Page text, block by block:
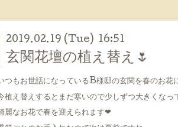
2019.02.19 (Tue) 16:51
玄関花壇の植え替え🌷
つもお世話になっているB様邸の玄関を春のお花
植え替えするとまだ寒いので少しずつ大きくなっ
麗なお花で春を迎えられます❤︎